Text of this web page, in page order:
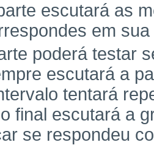
escutará as
em
poderá testar
escutará a
tentará
final escutará a
se respondeu